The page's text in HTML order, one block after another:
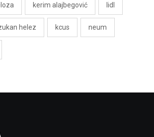
kerim alajbegović lidl
helez kcus neum